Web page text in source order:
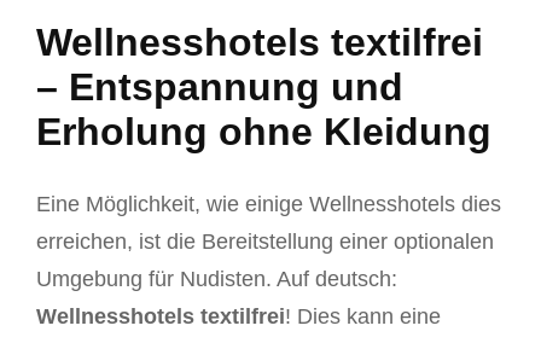
Wellnesshotels textilfrei
– Entspannung und
Erholung ohne Kleidung
Eine Möglichkeit, wie einige Wellnesshotels dies
erreichen, ist die Bereitstellung einer optionalen
Umgebung für Nudisten. Auf deutsch:
Wellnesshotels textilfrei! Dies kann eine